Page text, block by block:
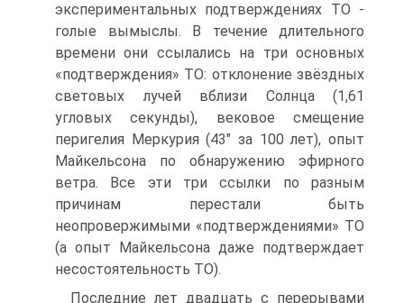
экспериментальных подтверждениях ТО -
голые вымыслы. В течение длительного
времени они ссылались на три основных
«подтверждения» ТО: отклонение звёздных
световых лучей вблизи Солнца (1,61
угловых секунды), вековое смещение
перигелия Меркурия (43" за 100 лет), опыт
Майкельсона по обнаружению эфирного
ветра. Все эти три ссылки по разным
причинам перестали быть
неопровержимыми «подтверждениями» ТО
(а опыт Майкельсона даже подтверждает
несостоятельность ТО).
Последние лет двадцать с перерывами